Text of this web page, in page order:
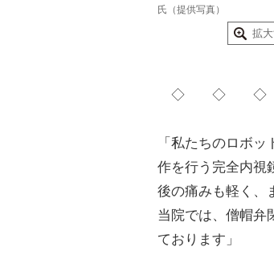
氏（提供写真）
拡
◇ ◇ ◇
「私たちのロボ
作を行う完全内視
後の痛みも軽く、
当院では、僧帽弁
ております」